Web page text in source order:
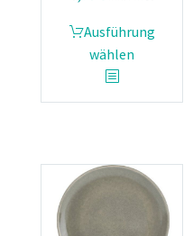
Ausführung
wählen
Dieses
Produkt
weist
mehrere
Die
Optionen